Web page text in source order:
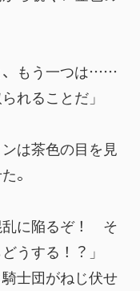
、もう一つは……
れることだ」
は茶色の目を見
。
に陥るぞ！　そ
うする！？」
士団がねじ伏せ